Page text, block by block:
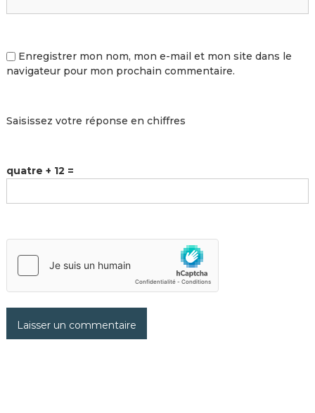
Enregistrer mon nom, mon e-mail et mon site dans le
navigateur pour mon prochain commentaire.
Saisissez votre réponse en chiffres
quatre + 12 =